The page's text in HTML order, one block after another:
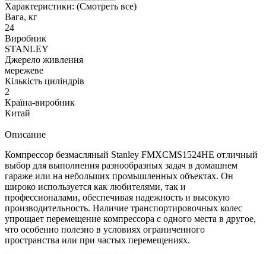
Характеристики: (Смотреть все)
Вага, кг
24
Виробник
STANLEY
Джерело живлення
мережеве
Кількість циліндрів
2
Країна-виробник
Китай
Описание
Компрессор безмасляный Stanley FMXCMS1524HE отличный
выбор для выполнения разнообразных задач в домашнем
гараже или на небольших промышленных объектах. Он
широко используется как любителями, так и
профессионалами, обеспечивая надежность и высокую
производительность. Наличие транспортировочных колес
упрощает перемещение компрессора с одного места в другое,
что особенно полезно в условиях ограниченного
пространства или при частых перемещениях.